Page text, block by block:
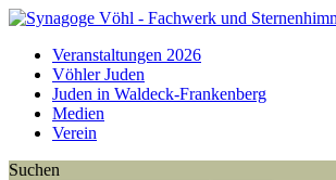
Veranstaltungen 2026
Vöhler Juden
Juden in Waldeck-Frankenberg
Medien
Verein
Suchen